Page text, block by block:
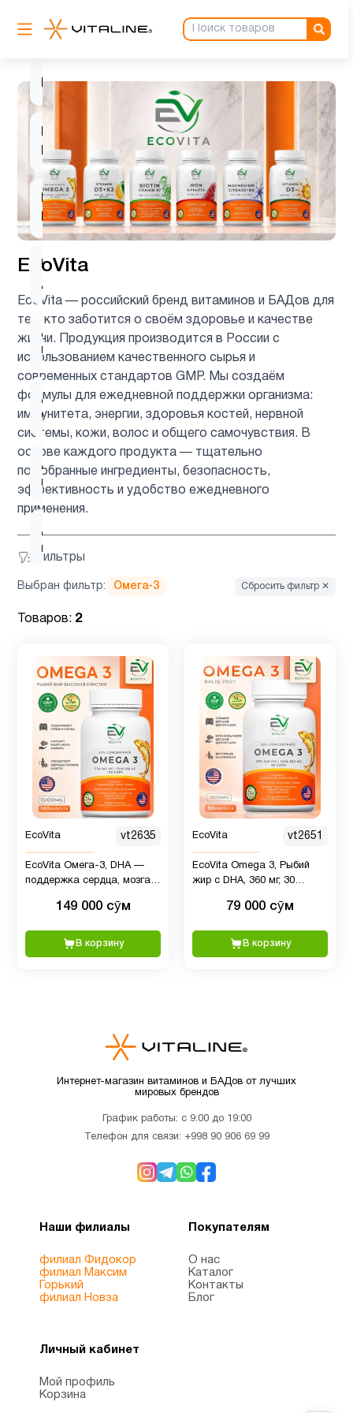
EcoVita
EcoVita — российский бренд витаминов и БАДов для
тех, кто заботится о своём здоровье и качестве
жизни. Продукция производится в России с
использованием качественного сырья и
современных стандартов GMP. Мы создаём
формулы для ежедневной поддержки организма:
иммунитета, энергии, здоровья костей, нервной
системы, кожи, волос и общего самочувствия. В
основе каждого продукта — тщательно
подобранные ингредиенты, безопасность,
эффективность и удобство ежедневного
применения.
Фильтры
Барберин 1
Биотин 1
Витамин
D3
3
Витамин
д3
Деятельность
1
Для
беременных
Для
3
Для
1
Здоровый
сон
1
Иммунитет 7
Инозитол 1
К2
MK7
Кальции 3
Коэнзим
Магний 2
Микроэлементы
Выбран фильтр: Омега-3 Сбросить фильтр ✕
Товаров: 2
EcoVita vt2635
EcoVita Омега-3, DHA —
поддержка сердца, мозга и
149 000 сӯм
В корзину
EcoVita vt2651
EcoVita Omega 3, Рыбий
жир с DHA, 360 мг, 30
79 000 сӯм
В корзину
Интернет-магазин витаминов и БАДов от лучших
мировых брендов
График работы: с 9:00 до 19:00
Телефон для связи: +998 90 906 69 99
Наши филиалы
филиал Фидокор
филиал Максим
Горький
филиал Новза
Покупателям
О нас
Каталог
Контакты
Блог
Личный кабинет
Мой профиль
Корзина